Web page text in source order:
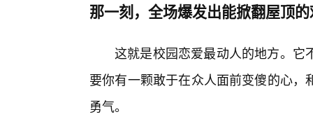
那一刻，全场爆发出能掀翻屋顶
这就是校园恋爱最动人的地方。它
要你有一颗敢于在众人面前变傻的心
勇气。